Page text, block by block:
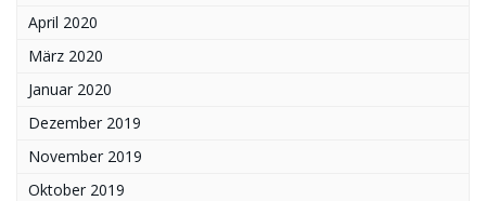
April 2020
März 2020
Januar 2020
Dezember 2019
November 2019
Oktober 2019